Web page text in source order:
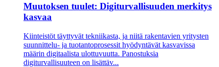
Muutoksen tuulet: Digiturvallisuuden merkitys
kasvaa
Kiinteistöt täyttyvät tekniikasta, ja niitä rakentavien yritysten
suunnittelu- ja tuotantoprosessit hyödyntävät kasvavissa
määrin digitaalista ulottuvuutta. Panostuksia
digiturvallisuuteen on lisättäv...